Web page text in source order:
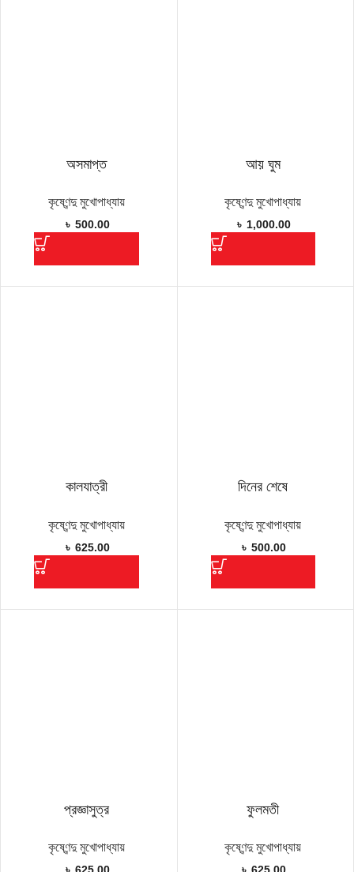
অসমাপ্ত
কৃষ্ণেন্দু মুখোপাধ্যায়
৳ 500.00
আয় ঘুম
কৃষ্ণেন্দু মুখোপাধ্যায়
৳ 1,000.00
কালযাত্রী
কৃষ্ণেন্দু মুখোপাধ্যায়
৳ 625.00
দিনের শেষে
কৃষ্ণেন্দু মুখোপাধ্যায়
৳ 500.00
প্রজ্ঞাসুত্র
কৃষ্ণেন্দু মুখোপাধ্যায়
৳ 625.00
ফুলমতী
কৃষ্ণেন্দু মুখোপাধ্যায়
৳ 625.00